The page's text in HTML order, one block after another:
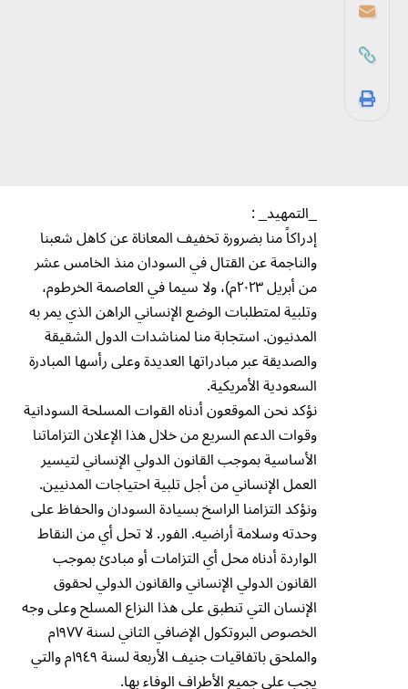
_التمهيد_ :
إدراكاً منا بضرورة تخفيف المعاناة عن كاهل شعبنا
والناجمة عن القتال في السودان منذ الخامس عشر
من أبريل ٢٠٢٣م)، ولا سيما في العاصمة الخرطوم،
وتلبية لمتطلبات الوضع الإنساني الراهن الذي يمر به
المدنيون. استجابة منا لمناشدات الدول الشقيقة
والصديقة عبر مبادراتها العديدة وعلى رأسها المبادرة
السعودية الأمريكية.
نؤكد نحن الموقعون أدناه القوات المسلحة السودانية
وقوات الدعم السريع من خلال هذا الإعلان التزاماتنا
الأساسية بموجب القانون الدولي الإنساني لتيسير
العمل الإنساني من أجل تلبية احتياجات المدنيين.
ونؤكد التزامنا الراسخ بسيادة السودان والحفاظ على
وحدته وسلامة أراضيه. الفور. لا تحل أي من النقاط
الواردة أدناه محل أي التزامات أو مبادئ بموجب
القانون الدولي الإنساني والقانون الدولي لحقوق
الإنسان التي تنطبق على هذا النزاع المسلح وعلى وجه
الخصوص البروتكول الإضافي الثاني لسنة ۱۹۷۷م
والملحق باتفاقيات جنيف الأربعة لسنة ۱۹٤٩م والتي
يجب على جميع الأطراف الوفاء بها.